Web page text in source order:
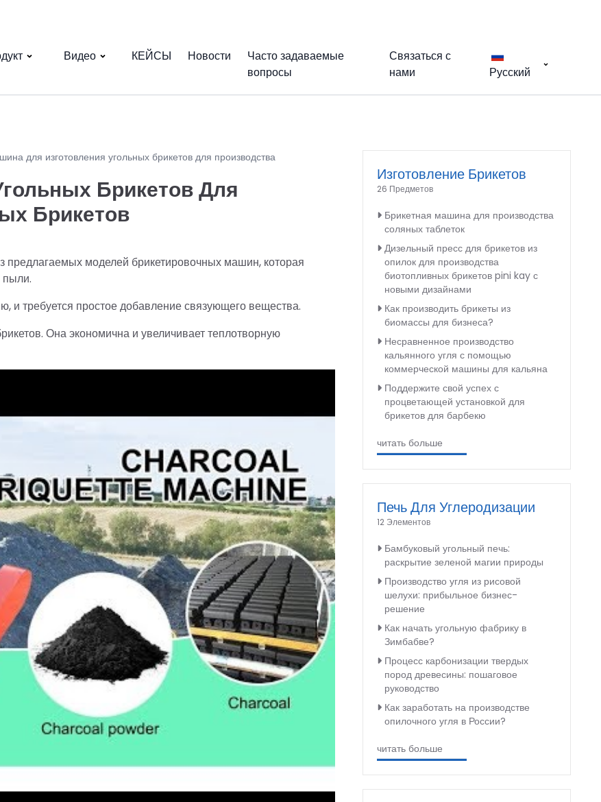
Видео КЕЙСЫ Новости
Часто задаваемые
вопросы
Связаться с
нами
Русский
для изготовления угольных брикетов для производства
Брикетов Для
Брикетов
предлагаемых моделей брикетировочных машин, которая
пыли.
требуется простое добавление связующего вещества.
Она экономична и увеличивает теплотворную
Изготовление Брикетов
26 Предметов
Брикетная машина для производства
соляных таблеток
Дизельный пресс для брикетов из
опилок для производства
биотопливных брикетов pini kay с
новыми дизайнами
Как производить брикеты из
биомассы для бизнеса?
Несравненное производство
кальянного угля с помощью
коммерческой машины для кальяна
Поддержите свой успех с
процветающей установкой для
брикетов для барбекю
читать больше
Печь Для Углеродизации
12 Элементов
Бамбуковый угольный печь:
раскрытие зеленой магии природы
Производство угля из рисовой
шелухи: прибыльное бизнес-
решение
Как начать угольную фабрику в
Зимбабве?
Процесс карбонизации твердых
пород древесины: пошаговое
руководство
Как заработать на производстве
опилочного угля в России?
читать больше